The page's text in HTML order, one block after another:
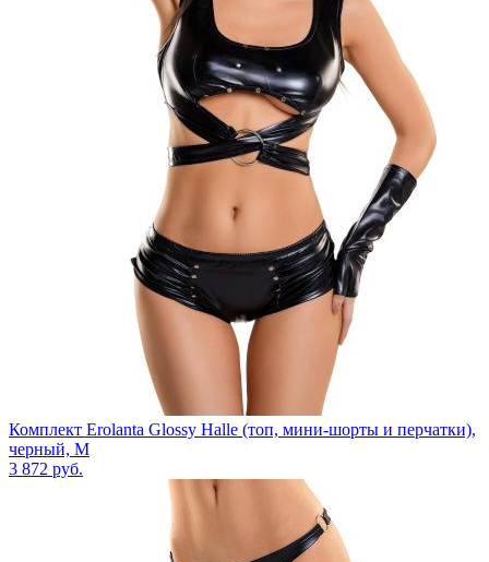
Комплект Erolanta Glossy Halle (топ, мини-шорты и перчатки),
черный, M
3 872 руб.